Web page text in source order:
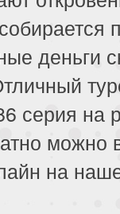
деньги
серия на
можно
на